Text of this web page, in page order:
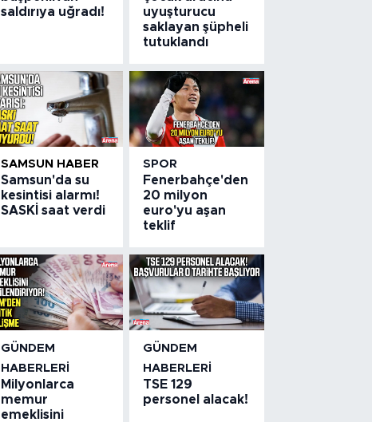
saldırıya uğradı!
uyuşturucu
saklayan şüpheli
tutuklandı
SAMSUN HABER
Samsun'da su
kesintisi alarmı!
SASKİ saat verdi
SPOR
Fenerbahçe'den
20 milyon
euro'yu aşan
teklif
GÜNDEM
HABERLERI
Milyonlarca
memur
emeklisini
GÜNDEM
HABERLERI
TSE 129
personel alacak!